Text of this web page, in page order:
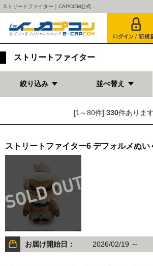
ストリートファイター｜CAPCOM公式...
ストリートファイター
絞り込み 並べ替え
[1～80件] 330件あります
ストリートファイター6 デフォルメぬい
お届け開始日： 2026/02/19 ～